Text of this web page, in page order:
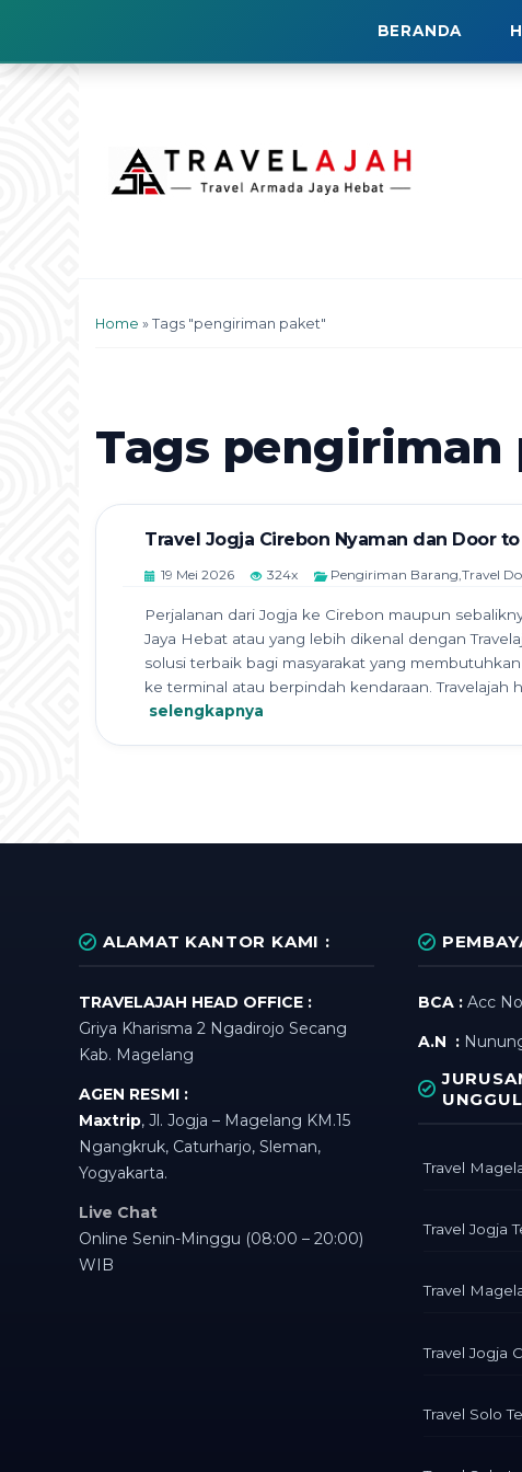
BERANDA
Home » Tags "pengiriman paket"
Tags pengiriman
Travel Jogja Cirebon Nyaman dan Door
19 Mei 2026 324x Pengiriman Barang,Travel
Perjalanan dari Jogja ke Cirebon maupun
Jaya Hebat atau yang lebih dikenal dengan
solusi terbaik bagi masyarakat yang
ke terminal atau berpindah kendaraan. Travelajah
selengkapnya
ALAMAT KANTOR KAMI :
TRAVELAJAH HEAD OFFICE :
Griya Kharisma 2 Ngadirojo Secang
Kab. Magelang
AGEN RESMI :
Maxtrip, Jl. Jogja – Magelang KM.15
Ngangkruk, Caturharjo, Sleman,
Yogyakarta.
Live Chat
Online Senin-Minggu (08:00 – 20:00)
WIB
BCA : Acc
A.N :
Travel
Travel Jogja
Travel
Travel Jogja
Travel Solo